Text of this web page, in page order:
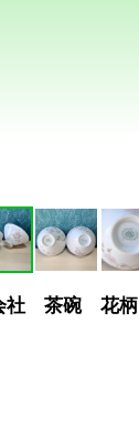
会社 茶碗